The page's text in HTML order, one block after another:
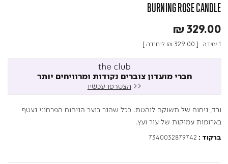
BURNING ROSE CANDLE
₪ 329.00
1 יחידה [
₪ 329.00 ליחידה ]
חברי מועדון צוברים נקודות ומרוויחים יותר
<< הצטרפו עכשיו
ורד, ניחוח של תשוקה לוהטת. ככל שהנר בוער הניחוח הפרחוני נעטף
בארומות עמוקות של עור ועץ.
ברקוד : 7340032879742